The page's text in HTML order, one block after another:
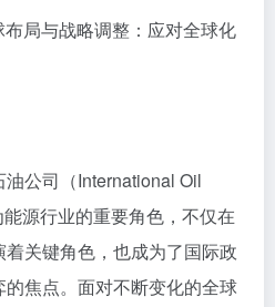
局与战略调整：应对全球化
公司（International Oil
源行业的重要角色，不仅在
关键角色，也成为了国际政
焦点。面对不断变化的全球